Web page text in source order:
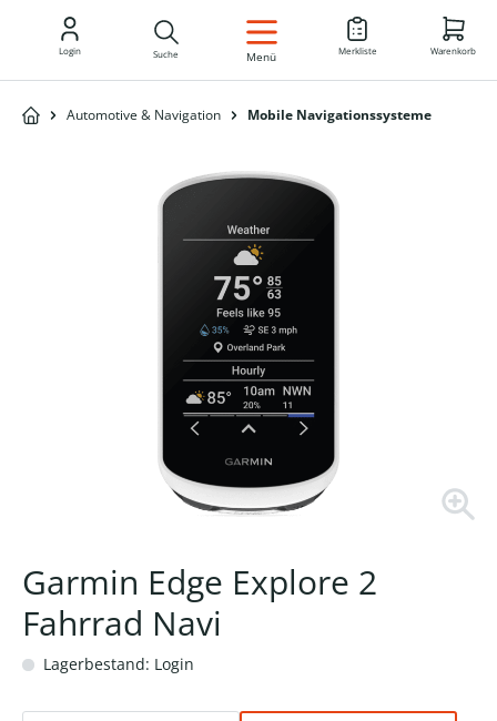
DE
Login Suche Menü Merkliste Warenkorb
Automotive & Navigation Mobile Navigationssysteme
Garmin Edge Explore 2
Fahrrad Navi
Lagerbestand: Login